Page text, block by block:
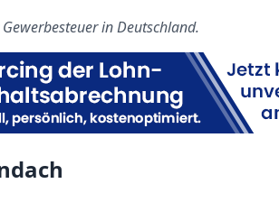
in Deutschland.